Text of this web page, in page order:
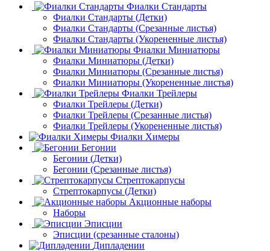
Фиалки Стандарты
Фиалки Стандарты (Детки)
Фиалки Стандарты (Срезанные листья)
Фиалки Стандарты (Укорененные листья)
Фиалки Миниатюры
Фиалки Миниатюры (Детки)
Фиалки Миниатюры (Срезанные листья)
Фиалки Миниатюры (Укорененные листья)
Фиалки Трейлеры
Фиалки Трейлеры (Детки)
Фиалки Трейлеры (Срезанные листья)
Фиалки Трейлеры (Укорененные листья)
Фиалки Химеры
Бегонии
Бегонии (Детки)
Бегонии (Срезанные листья)
Стрептокарпусы
Стрептокарпусы (Детки)
Акционные наборы
Наборы
Эписции
Эписции (срезанные сталоны)
Дипладении